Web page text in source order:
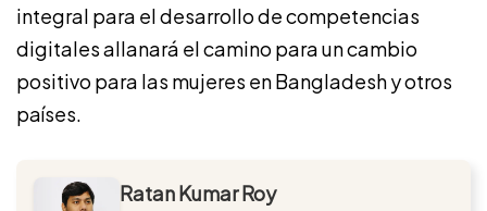
integral para el desarrollo de competencias
digitales allanará el camino para un cambio
positivo para las mujeres en Bangladesh y otros
países.
Ratan Kumar Roy